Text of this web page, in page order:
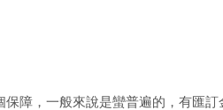
保障，一般來說是蠻普遍的，有匯